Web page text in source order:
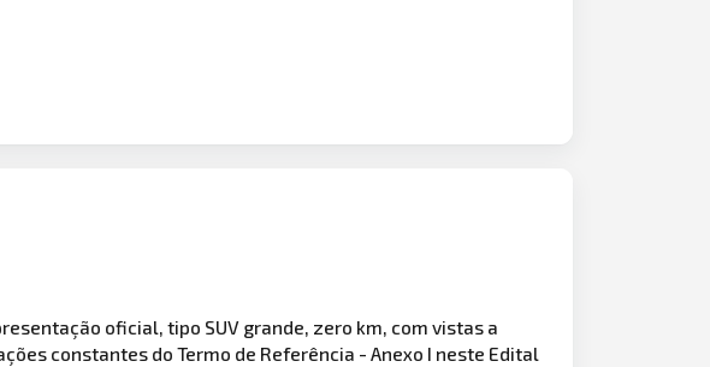
oficial, tipo SUV grande, zero km, com vistas a
constantes do Termo de Referência - Anexo I neste Edital